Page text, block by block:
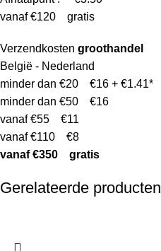
vanaf €120 gratis
Verzendkosten groothandel
België - Nederland
minder dan €20 €16 + €1.41*
minder dan €50 €16
vanaf €55 €11
vanaf €110 €8
vanaf €350 gratis
Gerelateerde producten